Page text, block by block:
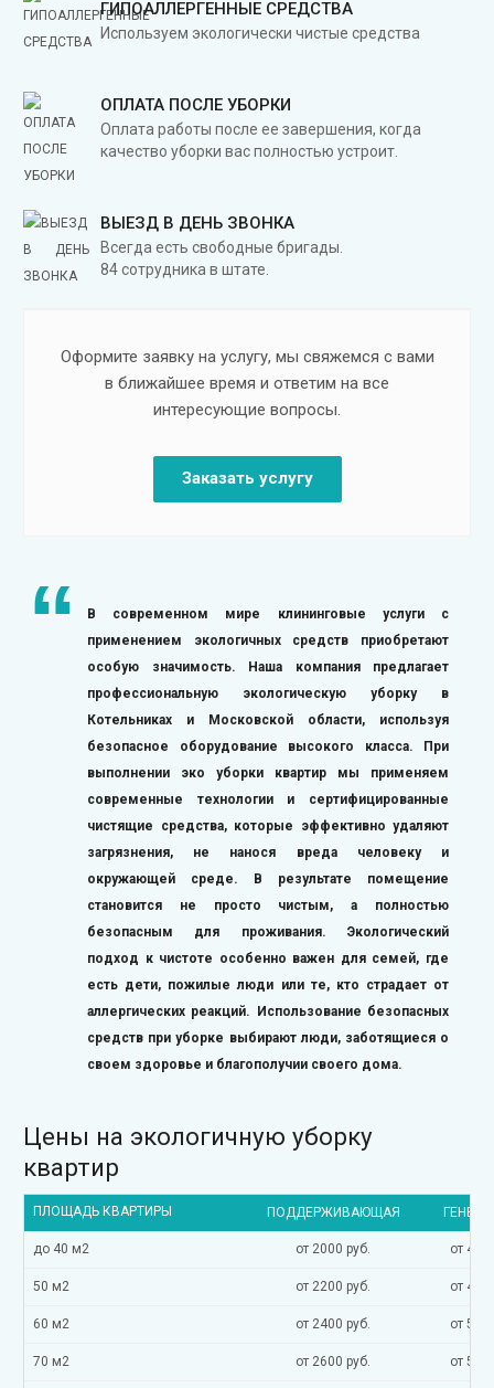
ГИПОАЛЛЕРГЕННЫЕ СРЕДСТВА
Используем экологически чистые средства
ОПЛАТА ПОСЛЕ УБОРКИ
Оплата работы после ее завершения, когда
качество уборки вас полностью устроит.
ВЫЕЗД В ДЕНЬ ЗВОНКА
Всегда есть свободные бригады.
84 сотрудника в штате.
Оформите заявку на услугу, мы свяжемся с вами
в ближайшее время и ответим на все
интересующие вопросы.
Заказать услугу
В современном мире клининговые услуги с
применением экологичных средств приобретают
особую значимость. Наша компания предлагает
профессиональную экологическую уборку в
Котельниках и Московской области, используя
безопасное оборудование высокого класса. При
выполнении эко уборки квартир мы применяем
современные технологии и сертифицированные
чистящие средства, которые эффективно удаляют
загрязнения, не нанося вреда человеку и
окружающей среде. В результате помещение
становится не просто чистым, а полностью
безопасным для проживания. Экологический
подход к чистоте особенно важен для семей, где
есть дети, пожилые люди или те, кто страдает от
аллергических реакций. Использование безопасных
средств при уборке выбирают люди, заботящиеся о
своем здоровье и благополучии своего дома.
Цены на экологичную уборку
квартир
ПЛОЩАДЬ КВАРТИРЫ ПОДДЕРЖИВАЮЩАЯ
до 40 м2 от 2000 руб. от
50 м2 от 2200 руб. от
60 м2 от 2400 руб. от
70 м2 от 2600 руб. от